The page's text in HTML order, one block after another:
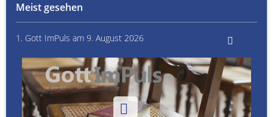
Meist gesehen
1. Gott ImPuls am 9. August 2026